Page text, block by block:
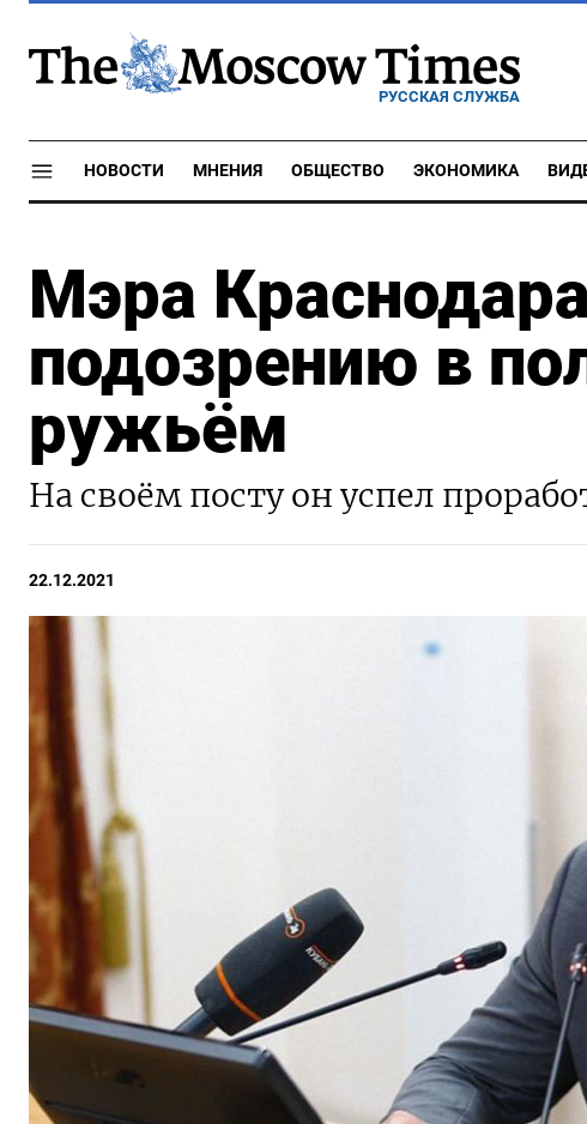
РУССКАЯ СЛУЖБА
НОВОСТИ МНЕНИЯ ОБЩЕСТВО ЭКОНОМИКА
Мэра
подозрению в
ружьём
На своём посту он успел
22.12.2021